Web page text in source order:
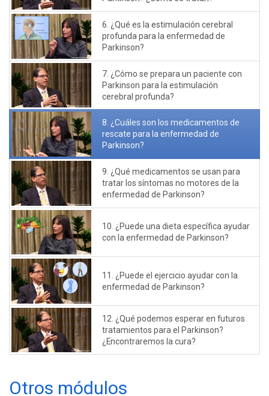
6. ¿Qué es la estimulación cerebral
profunda para la enfermedad de
Parkinson?
7. ¿Cómo se prepara un paciente con
Parkinson para la estimulación
cerebral profunda?
8. ¿Cuáles son los medicamentos de
rescate para la enfermedad de
Parkinson?
9. ¿Qué medicamentos se usan para
tratar los síntomas no motores de la
enfermedad de Parkinson?
10. ¿Puede una dieta específica ayudar
con la enfermedad de Parkinson?
11. ¿Puede el ejercicio ayudar con la
enfermedad de Parkinson?
12. ¿Qué podemos esperar en futuros
tratamientos para el Parkinson?
¿Encontraremos la cura?
Otros módulos